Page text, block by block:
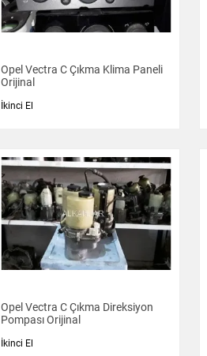
Opel Vectra C Çıkma Klima Paneli
Orijinal
İkinci El
Opel Vectra C Çıkma Direksiyon
Pompası Orijinal
İkinci El